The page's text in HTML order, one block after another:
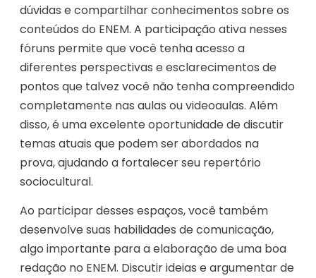
dúvidas e compartilhar conhecimentos sobre os
conteúdos do ENEM. A participação ativa nesses
fóruns permite que você tenha acesso a
diferentes perspectivas e esclarecimentos de
pontos que talvez você não tenha compreendido
completamente nas aulas ou videoaulas. Além
disso, é uma excelente oportunidade de discutir
temas atuais que podem ser abordados na
prova, ajudando a fortalecer seu repertório
sociocultural.
Ao participar desses espaços, você também
desenvolve suas habilidades de comunicação,
algo importante para a elaboração de uma boa
redação no ENEM. Discutir ideias e argumentar de